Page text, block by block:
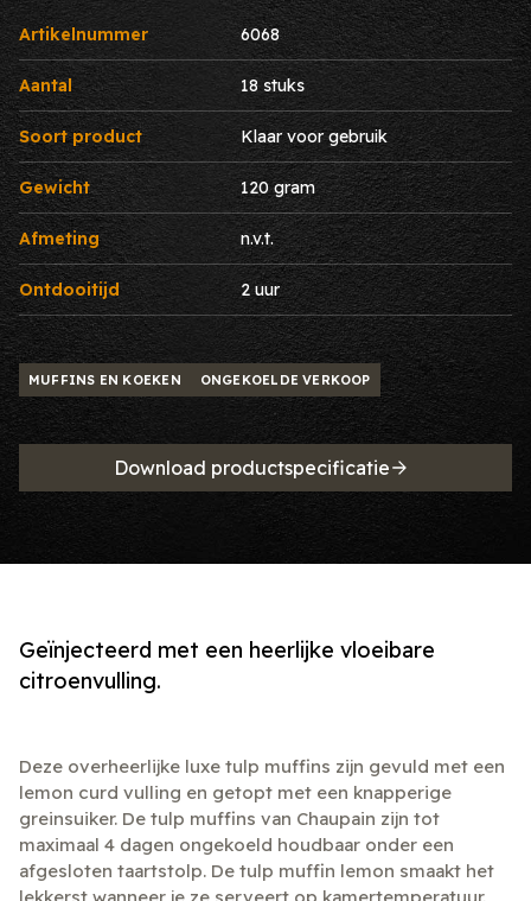
Artikelnummer 6068
Aantal 18 stuks
Soort product Klaar voor gebruik
Gewicht 120 gram
Afmeting n.v.t.
Ontdooitijd 2 uur
MUFFINS EN KOEKEN ONGEKOELDE VERKOOP
Download productspecificatie
Geïnjecteerd met een heerlijke vloeibare
citroenvulling.
Deze overheerlijke luxe tulp muffins zijn gevuld met een
lemon curd vulling en getopt met een knapperige
greinsuiker. De tulp muffins van Chaupain zijn tot
maximaal 4 dagen ongekoeld houdbaar onder een
afgesloten taartstolp. De tulp muffin lemon smaakt het